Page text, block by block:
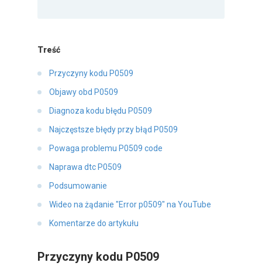
Treść
Przyczyny kodu P0509
Objawy obd P0509
Diagnoza kodu błędu P0509
Najczęstsze błędy przy błąd P0509
Powaga problemu P0509 code
Naprawa dtc P0509
Podsumowanie
Wideo na żądanie "Error p0509" na YouTube
Komentarze do artykułu
Przyczyny kodu P0509